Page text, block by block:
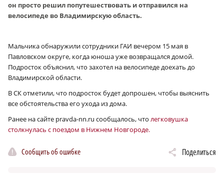
он просто решил попутешествовать и отправился на
велосипеде во Владимирскую область.
Мальчика обнаружили сотрудники ГАИ вечером 15 мая в
Павловском округе, когда юноша уже возвращался домой.
Подросток объяснил, что захотел на велосипеде доехать до
Владимирской области.
В СК отметили, что подросток будет допрошен, чтобы выяснить
все обстоятельства его ухода из дома.
Ранее на сайте pravda-nn.ru сообщалось, что легковушка
столкнулась с поездом в Нижнем Новгороде.
Сообщить об ошибке Поделиться